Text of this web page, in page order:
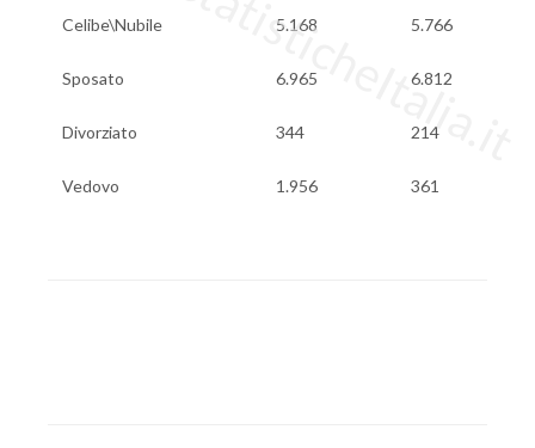
Celibe\Nubile 5.168 5.766
Sposato 6.965 6.812
Divorziato 344 214
Vedovo 1.956 361